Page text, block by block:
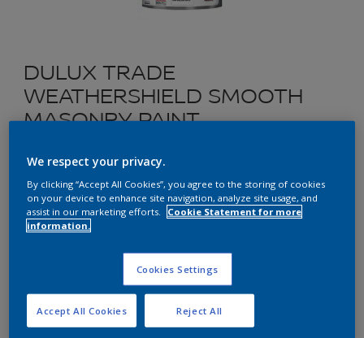
DULUX TRADE
WEATHERSHIELD SMOOTH
MASONRY PAINT
Ακρυλικό Χρώμα για Εξωτερική Χρήση
42YR 43/439 Cheerful Coral
Αλλαγή απόχρωσης
2.5L
We respect your privacy.
By clicking “Accept All Cookies”, you agree to the storing of cookies
on your device to enhance site navigation, analyze site usage, and
assist in our marketing efforts.
Cookie Statement for more
information.
Cookies Settings
Reject All
Accept All Cookies